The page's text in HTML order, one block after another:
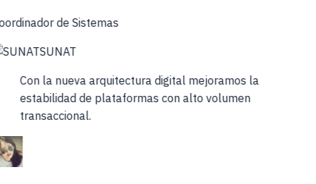
de Sistemas
SUNAT
Con la nueva arquitectura digital mejoramos la
estabilidad de plataformas con alto volumen
transaccional.